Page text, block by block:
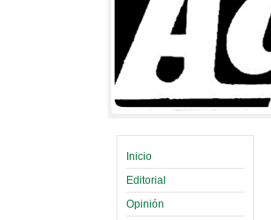
Inicio
Editorial
Opinión